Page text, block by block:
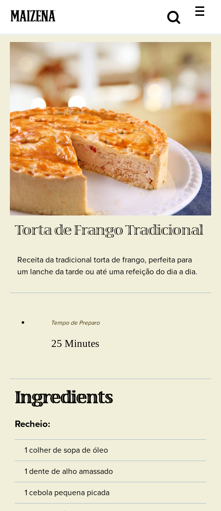
Torta de Frango Tradicional
Receita da tradicional torta de frango, perfeita para
um lanche da tarde ou até uma refeição do dia a dia.
Tempo de Preparo
25 Minutes
Ingredients
Recheio:
1 colher de sopa de óleo
1 dente de alho amassado
1 cebola pequena picada